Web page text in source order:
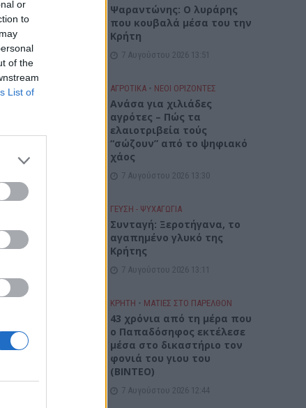
or
to
of the
List of
Ψαραντώνης: Ο λυράρης
που κουβαλά μέσα του την
Κρήτη
7 Αυγούστου 2026 13:51
ΑΓΡΟΤΙΚΑ • ΝΕΟΙ ΟΡΙΖΟΝΤΕΣ
Ανάσα για χιλιάδες
αγρότες – Πώς τα
ελαιοτριβεία τούς
“σώζουν” από το ψηφιακό
χάος
7 Αυγούστου 2026 13:30
ΓΕΎΣΗ - ΨΥΧΑΓΩΓΊΑ
Συνταγή: Ξεροτήγανα, το
αγαπημένο γλυκό της
Κρήτης
7 Αυγούστου 2026 13:11
ΚΡΗΤΗ • ΜΑΤΙΕΣ ΣΤΟ ΠΑΡΕΛΘΟΝ
43 χρόνια από τη μέρα που
ο Παπαδόσηφος εκτέλεσε
μέσα στο δικαστήριο τον
φονιά του γιου του
(ΒΙΝΤΕΟ)
7 Αυγούστου 2026 12:44